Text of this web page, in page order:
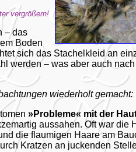
vergrößern!
– das
Boden
sich das Stachelkleid an
werden – was aber auch
wiederholt gemacht:
»Probleme« mit der
aussahen. Oft war die
die flaumigen Haare am
Kratzen an juckenden